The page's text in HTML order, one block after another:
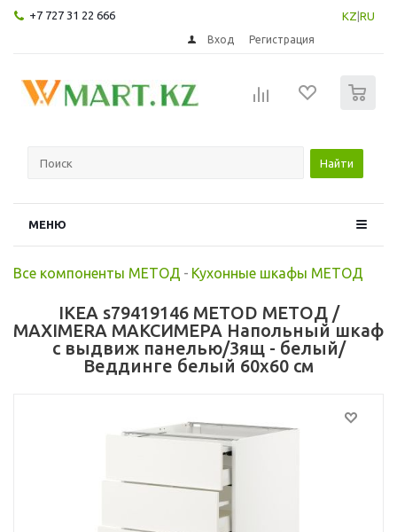
+7 727 31 22 666 KZ RU
Вход Регистрация
Найти
МЕНЮ
Все компоненты МЕТОД - Кухонные шкафы МЕТОД
IKEA s79419146 METOD МЕТОД /
MAXIMERA МАКСИМЕРА Напольный шкаф
с выдвиж панелью/3ящ - белый/
Веддинге белый 60x60 см